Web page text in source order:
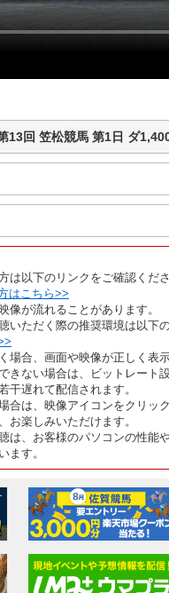
13回 笠松競馬 第1日 ダ
は以下のリンクをご確認くださ
はこちら>>
像が流れることがあります。
いただく際の推奨環境は以下
場合、画面や映像が正しく表
きない場合は、ビットレート
干遅れて配信されます。
合は、映像アイコンをクリッ
お楽しみいただけます。
は、お客様のパソコンの性
ます。